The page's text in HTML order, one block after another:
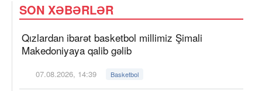
SON XƏBƏRLƏR
Qızlardan ibarət basketbol millimiz Şimali
Makedoniyaya qalib gəlib
07.08.2026, 14:39 Basketbol